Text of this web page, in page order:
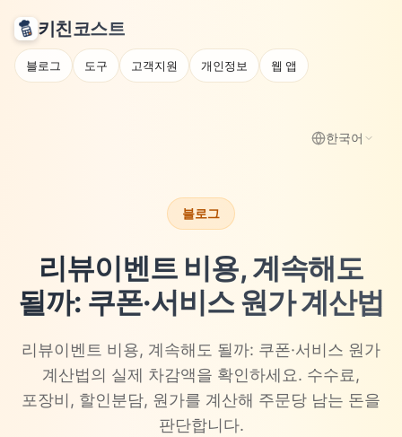
키친코스트
블로그 도구 고객지원 개인정보 웹 앱
한국어
블로그
리뷰이벤트 비용, 계속해도
될까: 쿠폰·서비스 원가 계산법
리뷰이벤트 비용, 계속해도 될까: 쿠폰·서비스 원가
계산법의 실제 차감액을 확인하세요. 수수료,
포장비, 할인분담, 원가를 계산해 주문당 남는 돈을
판단합니다.